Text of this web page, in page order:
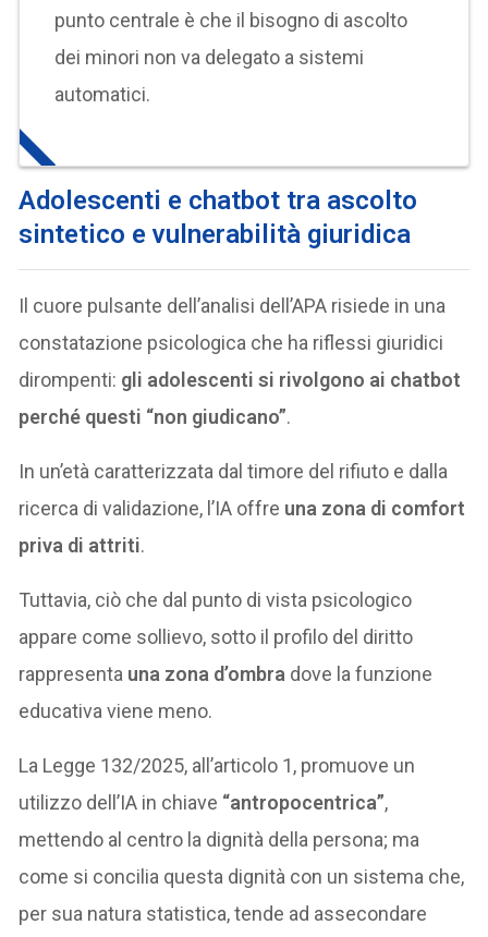
punto centrale è che il bisogno di ascolto
dei minori non va delegato a sistemi
automatici.
Adolescenti e chatbot tra ascolto
sintetico e vulnerabilità giuridica
Il cuore pulsante dell’analisi dell’APA risiede in una
constatazione psicologica che ha riflessi giuridici
dirompenti: gli adolescenti si rivolgono ai chatbot
perché questi “non giudicano”.
In un’età caratterizzata dal timore del rifiuto e dalla
ricerca di validazione, l’IA offre una zona di comfort
priva di attriti.
Tuttavia, ciò che dal punto di vista psicologico
appare come sollievo, sotto il profilo del diritto
rappresenta una zona d’ombra dove la funzione
educativa viene meno.
La Legge 132/2025, all’articolo 1, promuove un
utilizzo dell’IA in chiave “antropocentrica”,
mettendo al centro la dignità della persona; ma
come si concilia questa dignità con un sistema che,
per sua natura statistica, tende ad assecondare